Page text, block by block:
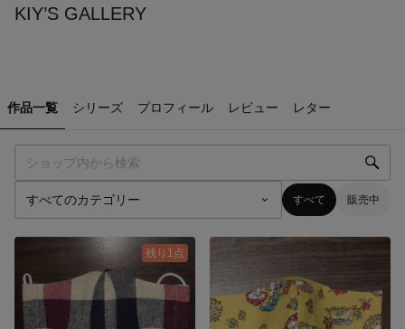
KIY’S GALLERY
作品一覧 シリーズ プロフィール レビュー レター
すべて 販売中
残り1点